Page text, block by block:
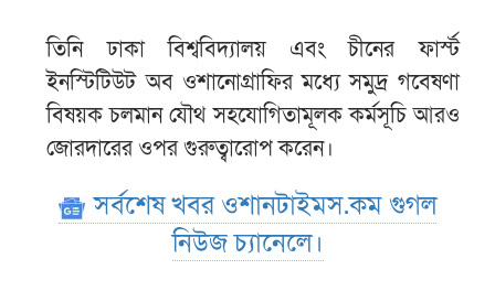
তিনি ঢাকা বিশ্ববিদ্যালয় এবং চীনের ফার্স্ট
ইনস্টিটিউট অব ওশানোগ্রাফির মধ্যে সমুদ্র গবেষণা
বিষয়ক চলমান যৌথ সহযোগিতামূলক কর্মসূচি আরও
জোরদারের ওপর গুরুত্বারোপ করেন।
সর্বশেষ খবর ওশানটাইমস.কম গুগল
নিউজ চ্যানেলে।